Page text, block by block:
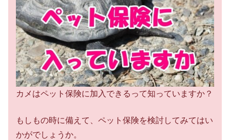
カメはペット保険に加入できるって知っていますか？
もしもの時に備えて、ペット保険を検討してみてはい
かがでしょうか。